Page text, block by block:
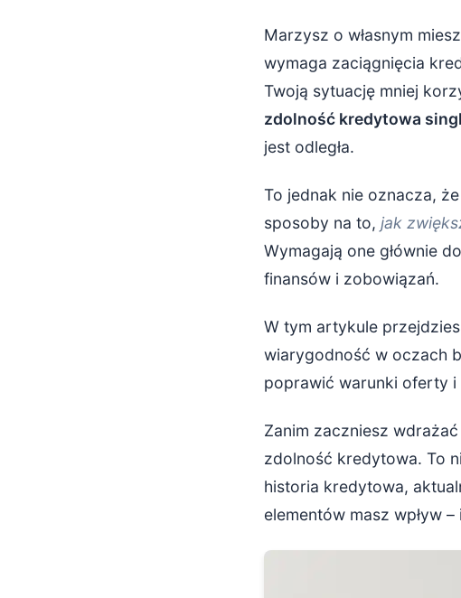
Krok 2: Uporządkuj
Spłać najmniejsze
Krok 3: Zadbaj o
Regularnie
Krok 4: Pokaż
Postaw na stabilne
Udokumentuj
Zbuduj bezpieczną
Krok 5: Przygotuj się
Zbierz potrzebne
Marzysz o własnym
wymaga zaciągnięcia
Twoją sytuację mniej
zdolność kredytowa
jest odległa.
To jednak nie oznacza,
sposoby na to, jak
Wymagają one głównie
finansów i zobowiązań.
W tym artykule
wiarygodność w oczach
poprawić warunki oferty
Zanim zaczniesz
zdolność kredytowa. To
historia kredytowa,
elementów masz wpływ